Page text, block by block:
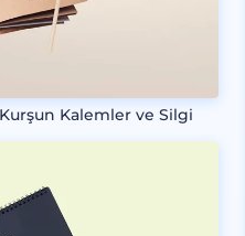
Kalemler ve Silgi